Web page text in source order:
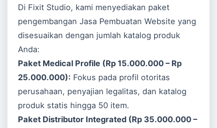
Di Fixit Studio, kami menyediakan paket
pengembanganJasa Pembuatan Website yang
disesuaikan dengan jumlah katalog produk
Anda:
Paket Medical Profile (Rp 15.000.000 – Rp
25.000.000): Fokus pada profil otoritas
perusahaan, penyajian legalitas, dan katalog
produk statis hingga 50 item.
Paket Distributor Integrated (Rp 35.000.000 –